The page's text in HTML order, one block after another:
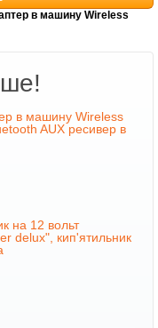
в машину Wireless
в машину Wireless
AUX ресивер в
на 12 вольт
delux", кип'ятильник